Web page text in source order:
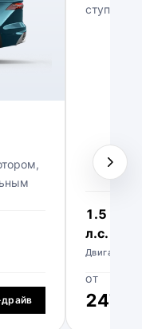
1.5 л ·
л.с.
Двигатель
ОТ
247